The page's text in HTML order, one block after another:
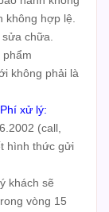
không hợp lệ.
chữa.
phẩm
không phải là
xử lý:
(call,
hình thức gửi
khách sẽ
vòng 15